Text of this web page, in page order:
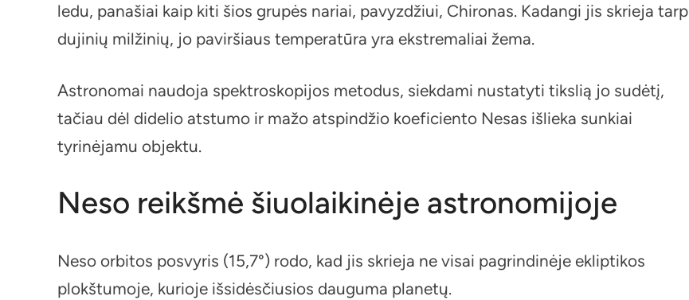
ledu, panašiai kaip kiti šios grupės nariai, pavyzdžiui, Chironas. Kadangi jis skrieja tarp
dujinių milžinių, jo paviršiaus temperatūra yra ekstremaliai žema.
Astronomai naudoja spektroskopijos metodus, siekdami nustatyti tikslią jo sudėtį,
tačiau dėl didelio atstumo ir mažo atspindžio koeficiento Nesas išlieka sunkiai
tyrinėjamu objektu.
Neso reikšmė šiuolaikinėje astronomijoje
Neso orbitos posvyris (15,7°) rodo, kad jis skrieja ne visai pagrindinėje ekliptikos
plokštumoje, kurioje išsidėsčiusios dauguma planetų.